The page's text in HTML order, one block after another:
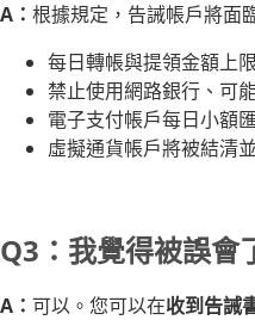
A： 根據規定，告誡帳戶將面
每日轉帳與提領金額上
禁止使用網路銀行、可
電子支付帳戶每日小額
虛擬通貨帳戶將被結清
Q3：我覺得被誤會
A： 可以。您可以在收到告誡